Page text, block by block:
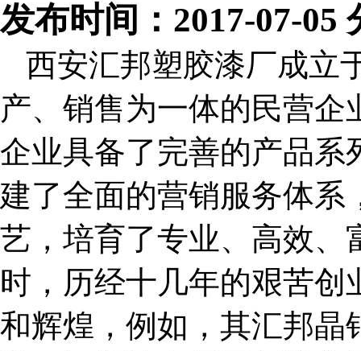
发布时间：2017-07-05
西安汇邦塑胶漆厂成立
产、销售为一体的民营
企业具备了完善的产品系
建了全面的营销服务体系
艺，培育了专业、高效、
时，历经十几年的艰苦
和辉煌，例如，其汇邦晶